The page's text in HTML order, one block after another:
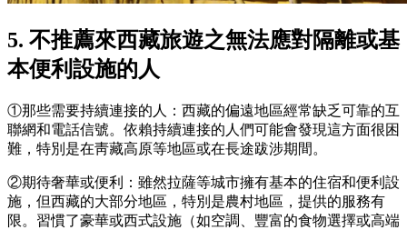
5. 不推薦來西藏旅遊之無法應對隔離或基
本便利設施的人
①那些需要持續連接的人：西藏的偏遠地區經常缺乏可靠的互
聯網和電話信號。依賴持續連接的人們可能會發現這方面很困
難，特別是在靑藏高原等地區或在長途跋涉期間。
②期待奢華或便利：雖然拉薩等城市擁有基本的住宿和便利設
施，但西藏的大部分地區，特別是農村地區，提供的服務有
限。習慣了豪華或西式設施（如空調、豐富的食物選擇或高端